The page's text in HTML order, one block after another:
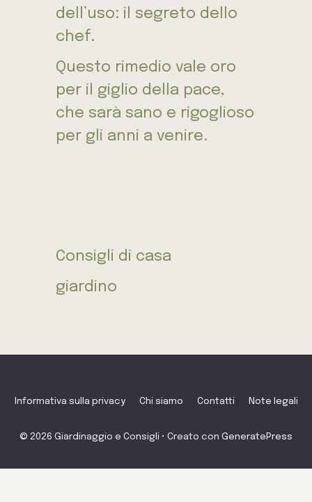
dell’uso: il segreto dello
chef.
Questo rimedio vale oro
per il giglio della pace,
che sarà sano e rigoglioso
per gli anni a venire.
Consigli di casa
giardino
Informativa sulla privacy Chi siamo Contatti Note legali
© 2026 Giardinaggio e Consigli • Creato con GeneratePress